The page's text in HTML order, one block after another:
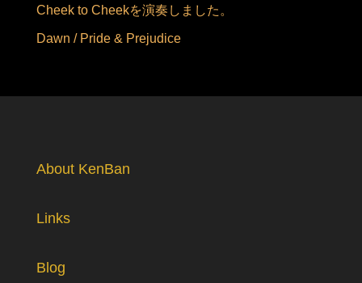
Cheek to Cheekを演奏しました。
Dawn / Pride & Prejudice
About KenBan
Links
Blog